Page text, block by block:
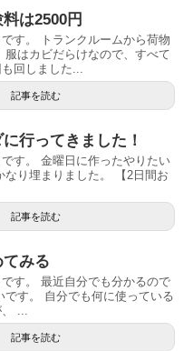
は2500円
す。 トランクルームから荷物
服はカビだらけなので、すべて
回しました...
記事を読む
行ってきました！
す。 金曜日に作ったやりたい
なり埋まりました。 【2日間お
記事を読む
みる
す。 最近自分でも分かるので
です。 自分でも何に使っている
...
記事を読む